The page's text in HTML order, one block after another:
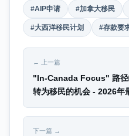
#AIP申请 #加拿大移民
#大西洋移民计划 #存款要
← 上一篇
"In-Canada Focus" 路径
转为移民的机会 - 2026年
下一篇 →